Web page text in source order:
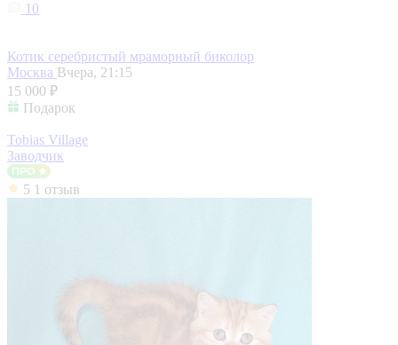
10
Котик серебристый мраморный биколор
Москва Вчера, 21:15
15 000 ₽
Подарок
Tobias Village
Заводчик
5 1 отзыв